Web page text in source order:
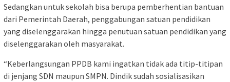
Sedangkan untuk sekolah bisa berupa pemberhentian bantuan
dari Pemerintah Daerah, penggabungan satuan pendidikan
yang diselenggarakan hingga penutuan satuan pendidikan yang
diselenggarakan oleh masyarakat.
“Keberlangsungan PPDB kami ingatkan tidak ada titip-titipan
di jenjang SDN maupun SMPN. Dindik sudah sosialisasikan